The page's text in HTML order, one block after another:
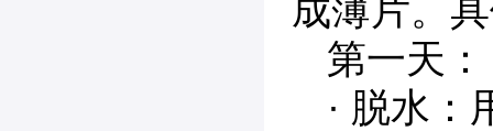
成薄片。
第一天：
· 脱水：